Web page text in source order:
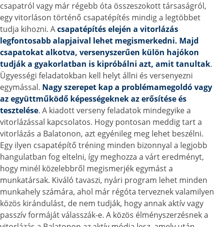
csapatról vagy már régebb óta összeszokott társaságról,
egy vitorláson történő csapatépítés mindig a legtöbbet
tudja kihozni. Acsapatépítés elején a vitorlázás
legfontosabb alapjaival lehet megismerkedni. Majd
csapatokat alkotva, versenyszerűen külön hajókon
tudják a gyakorlatban is kipróbálni azt, amit tanultak.
Ügyességi feladatokban kell helyt állni és versenyezni
egymással. Nagy szerepet kap a problémamegoldó vagy
az együttműködő képességeknek az erősítése és
tesztelése. A kiadott verseny feladatok mindegyike a
vitorlázással kapcsolatos. Hogy pontosan meddig tart a
vitorlázás a Balatonon, azt egyénileg meg lehet beszélni.
Egy ilyen csapatépítő tréning minden bizonnyal a legjobb
hangulatban fog eltelni, így meghozza a várt eredményt,
hogy minél közelebbről megismerjék egymást a
munkatársak. Kiváló tavaszi, nyári program lehet minden
munkahely számára, ahol már régóta terveznek valamilyen
közös kirándulást, de nem tudják, hogy annak aktív vagy
passzív formáját válasszák-e. A közös élményszerzésnek a